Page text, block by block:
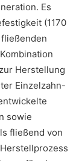
Es
(1170
Herstellung
Einzelzahn-
sowie
fließend von